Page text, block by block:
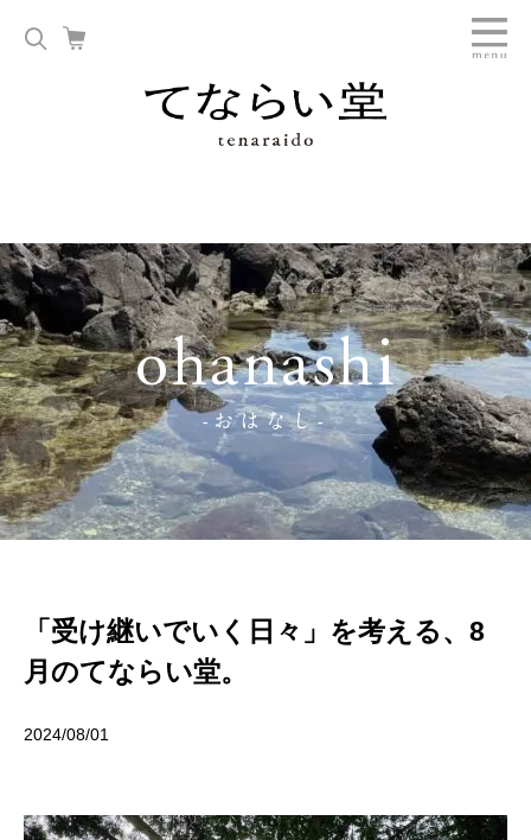
ohanashi
-おはなし-
「受け継いでいく日々」を考える、8
月のてならい堂。
2024/08/01